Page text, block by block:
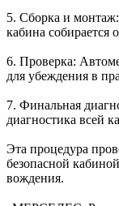
5. Сборка и
кабина собирается
6. Проверка:
для убеждения в
7. Финальная
диагностика всей
Эта процедура
безопасной
вождения.